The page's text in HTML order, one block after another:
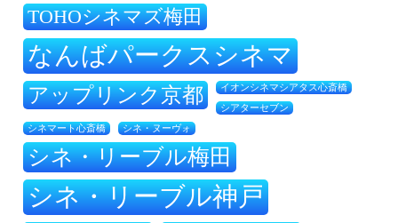
TOHOシネマズ梅田
なんばパークスシネマ
アップリンク京都 イオンシネマシアタス心斎橋
シアターセブン
シネマート心斎橋 シネ・ヌーヴォ
シネ・リーブル梅田
シネ・リーブル神戸